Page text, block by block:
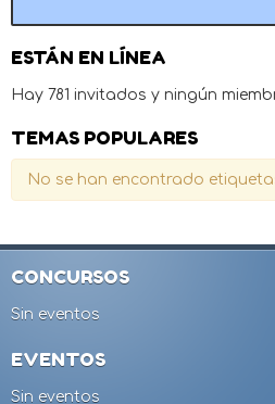
ESTÁN EN LÍNEA
Hay 781 invitados y ningún
TEMAS POPULARES
No se han encontrado
CONCURSOS
Sin eventos
EVENTOS
Sin eventos